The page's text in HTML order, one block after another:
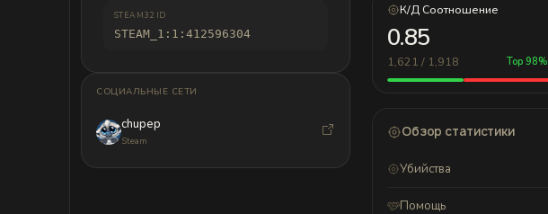
STEAM32 ID
STEAM_1:1:412596304
СОЦИАЛЬНЫЕ СЕТИ
chupep
Steam
К/Д Соотношение
0.85
1,621 / 1,918 Top 98%
Обзор статистики
Убийства
Помощь